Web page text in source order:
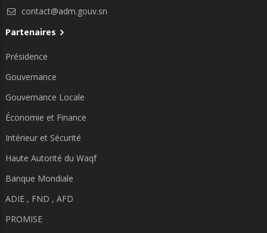
contact@adm.gouv.sn
Partenaires
Présidence
Gouvernance
Gouvernance Locale
Économie et Finance
Intérieur et Sécurité
Haute Autorité du Waqf
Banque Mondiale
ADIE , FND , AFD
PROMISE